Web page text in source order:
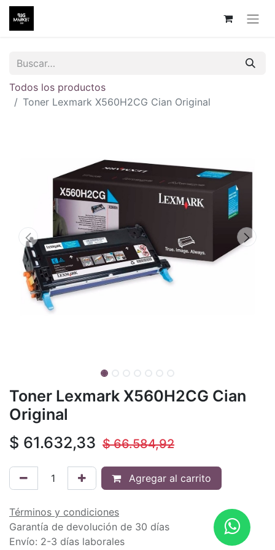
Todos los productos
Toner Lexmark X560H2CG Cian Original
Toner Lexmark X560H2CG Cian
Original
$ 61.632,33 $66.584,92
Agregar al carrito
Términos y condiciones
Garantía de devolución de 30 días
Envío: 2-3 días laborales